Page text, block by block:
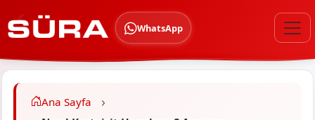
WhatsApp
Ana Sayfa